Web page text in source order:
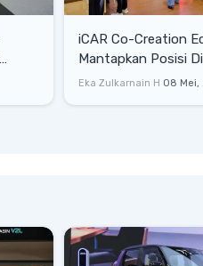
iCAR Co-Creation
Mantapkan Posisi
Gaya Hidup
Eka Zulkarnain H 08 Mei,